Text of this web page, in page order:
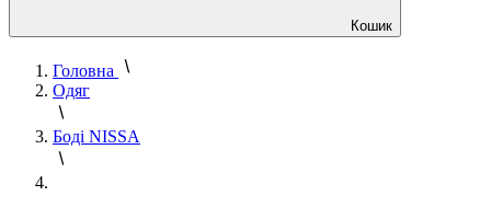
Кошик
Головна
Одяг
Боді NISSA